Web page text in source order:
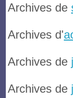
Archives de
Archives d'
Archives de
Archives de